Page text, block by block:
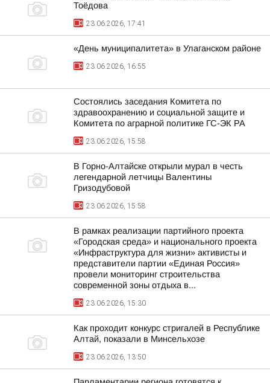
Тоёдова
23.06.2026, 17:41
«День муниципалитета» в Улаганском районе
23.06.2026, 16:55
Состоялись заседания Комитета по
здравоохранению и социальной защите и
Комитета по аграрной политике ГС-ЭК РА
23.06.2026, 15:58
В Горно-Алтайске открыли мурал в честь
легендарной летчицы Валентины
Гризодубовой
23.06.2026, 15:58
В рамках реализации партийного проекта
«Городская среда» и национального проекта
«Инфраструктура для жизни» активисты и
представители партии «Единая Россия»
провели мониторинг строительства
современной зоны отдыха в...
23.06.2026, 15:30
Как проходит конкурс стригалей в Республике
Алтай, показали в Минсельхозе
23.06.2026, 13:50